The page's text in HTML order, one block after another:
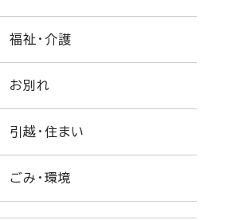
福祉・介護
お別れ
引越・住まい
ごみ・環境